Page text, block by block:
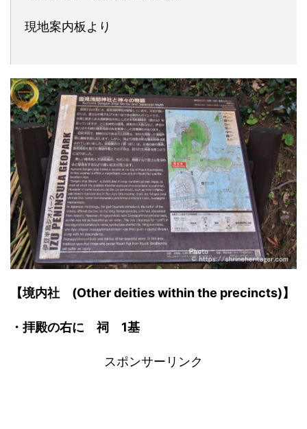
現地案内板より
【境内社 (Other deities within the precincts)】
・拝殿の右に 祠 1基
スポンサーリンク